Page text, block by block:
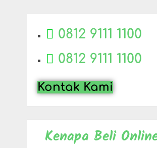
0812 9111 1100
0812 9111 1100
Kontak Kami
Kenapa Beli